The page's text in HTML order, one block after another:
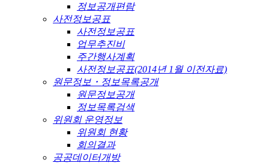
정보공개편람
사전정보공표
사전정보공표
업무추진비
주간행사계획
사전정보공표(2014년 1월 이전자료)
원문정보・정보목록공개
원문정보공개
정보목록검색
위원회 운영정보
위원회 현황
회의결과
공공데이터개방